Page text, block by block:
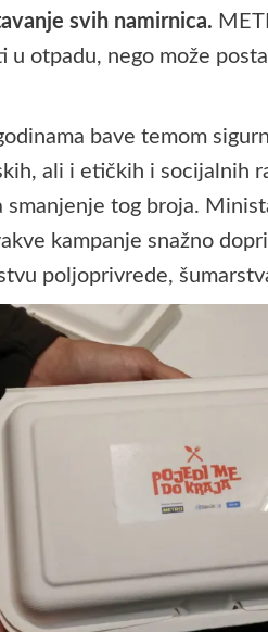
svih namirnica.
otpadu, nego može
bave temom
ali i etičkih i socijalnih
smanjenje tog broja.
kampanje snažno
poljoprivrede,